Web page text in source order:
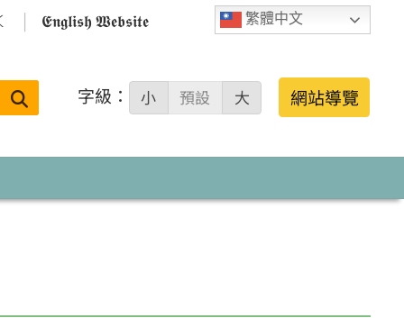
繁體中文
𝕰𝖓𝖌𝖑𝖎𝖘𝖍 𝖂𝖊𝖇𝖘𝖎𝖙𝖊
搜
字級： 小 預設 大 網站導覽